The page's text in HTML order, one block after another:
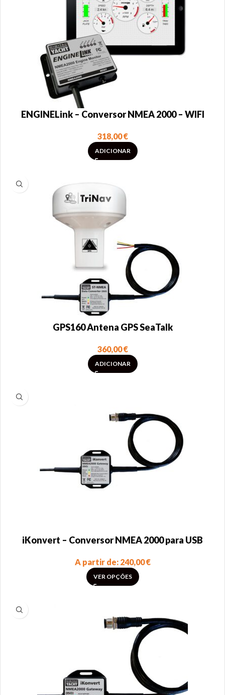
ENGINELink – Conversor NMEA 2000 – WIFI
318,00€
ADICIONAR
GPS160 Antena GPS SeaTalk
360,00€
ADICIONAR
iKonvert – Conversor NMEA 2000 para USB
A partir de: 240,00€
VER OPÇÕES